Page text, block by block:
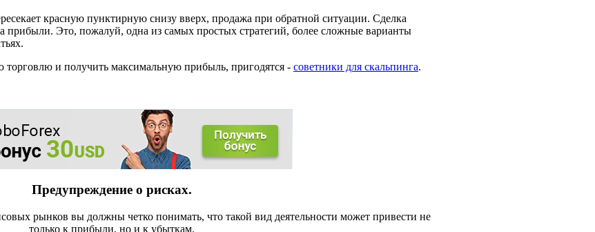
красную пунктирную снизу вверх, продажа при обратной ситуации. Сделка
прибыли. Это, пожалуй, одна из самых простых стратегий, более сложные варианты
торговлю и получить максимальную прибыль, пригодятся - советники для скальпинга.
Предупреждение о рисках.
рынков вы должны четко понимать, что такой вид деятельности может привести не
только к прибыли, но и к убыткам.